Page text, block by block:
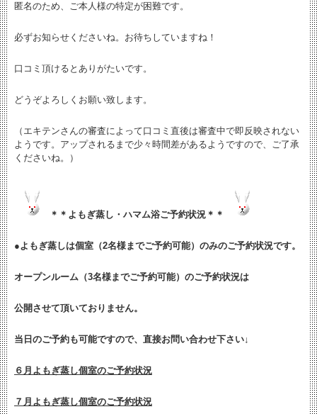
匿名のため、ご本人様の特定が困難です。
必ずお知らせくださいね。お待ちしていますね！
口コミ頂けるとありがたいです。
どうぞよろしくお願い致します。
（エキテンさんの審査によって口コミ直後は審査中で即反映されない
ようです。アップされるまで少々時間差があるようですので、ご了承
くださいね。）
＊＊よもぎ蒸し・ハマム浴ご予約状況＊＊
●よもぎ蒸しは個室（2名様までご予約可能）のみのご予約状況です。
オープンルーム（3名様までご予約可能）のご予約状況は
公開させて頂いておりません。
当日のご予約も可能ですので、直接お問い合わせ下さい↓
６月よもぎ蒸し個室のご予約状況
７月よもぎ蒸し個室のご予約状況